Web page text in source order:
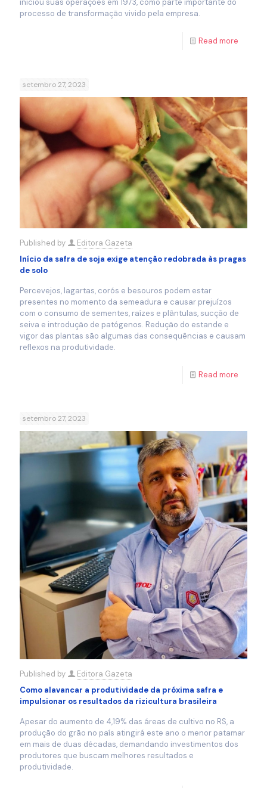
iniciou suas operações em 1973, como parte importante do
processo de transformação vivido pela empresa.
Read more
setembro 27, 2023
Published by
Editora Gazeta
Início da safra de soja exige atenção redobrada às pragas
de solo
Percevejos, lagartas, corós e besouros podem estar
presentes no momento da semeadura e causar prejuízos
com o consumo de sementes, raízes e plântulas, sucção de
seiva e introdução de patógenos. Redução do estande e
vigor das plantas são algumas das consequências e causam
reflexos na produtividade.
Read more
setembro 27, 2023
Published by
Editora Gazeta
Como alavancar a produtividade da próxima safra e
impulsionar os resultados da rizicultura brasileira
Apesar do aumento de 4,19% das áreas de cultivo no RS, a
produção do grão no país atingirá este ano o menor patamar
em mais de duas décadas, demandando investimentos dos
produtores que buscam melhores resultados e
produtividade.